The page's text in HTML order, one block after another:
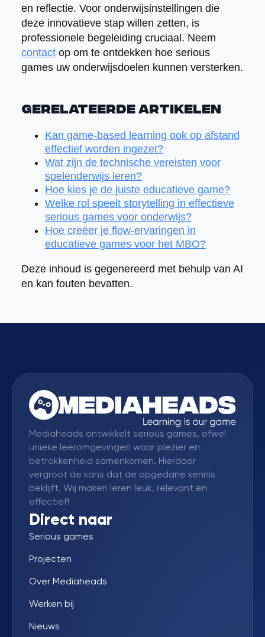
en reflectie. Voor onderwijsinstellingen die
deze innovatieve stap willen zetten, is
professionele begeleiding cruciaal. Neem
contactop om te ontdekken hoe serious
games uw onderwijsdoelen kunnen versterken.
Gerelateerde artikelen
Kan game-based learning ook op afstand
effectief worden ingezet?
Wat zijn de technische vereisten voor
spelenderwijs leren?
Hoe kies je de juiste educatieve game?
Welke rol speelt storytelling in effectieve
serious games voor onderwijs?
Hoe creëer je flow-ervaringen in
educatieve games voor het MBO?
Deze inhoud is gegenereerd met behulp van AI
en kan fouten bevatten.
Mediaheads ontwikkelt serious games, ofwel
unieke leeromgevingen waar plezier en
betrokkenheid samenkomen. Hierdoor
vergroot de kans dat de opgedane kennis
beklijft. Wij maken leren leuk, relevant en
effectief!
Direct naar
Serious games
Projecten
Over Mediaheads
Werken bij
Nieuws